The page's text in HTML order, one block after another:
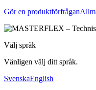
Gör en produktförfrågan
Välj språk
Vänligen välj ditt språk.
SvenskaEnglish